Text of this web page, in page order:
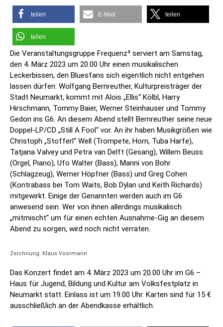
teilen E-Mail teilen
teilen
Die Veranstaltungsgruppe Frequenz³ serviert am Samstag,
den 4. März 2023 um 20.00 Uhr einen musikalischen
Leckerbissen, den Bluesfans sich eigentlich nicht entgehen
lassen dürfen: Wolfgang Bernreuther, Kulturpreisträger der
Stadt Neumarkt, kommt mit Alois „Ellis“ Kölbl, Harry
Hirschmann, Tommy Baier, Werner Steinhauser und Tommy
Gedon ins G6. An diesem Abend stellt Bernreuther seine neue
Doppel-LP/CD „Still A Fool“ vor. An ihr haben Musikgrößen wie
Christoph „Stofferl“ Well (Trompete, Horn, Tuba Harfe),
Tatjana Valvey und Petra van Delft (Gesang), Willem Beuss
(Orgel, Piano), Ufo Walter (Bass), Manni von Bohr
(Schlagzeug), Werner Höpfner (Bass) und Greg Cohen
(Kontrabass bei Tom Waits, Bob Dylan und Keith Richards)
mitgewirkt. Einige der Genannten werden auch im G6
anwesend sein. Wer von ihnen allerdings musikalisch
„mitmischt“ um für einen echten Ausnahme-Gig an diesem
Abend zu sorgen, wird noch nicht verraten.
Zeichnung: Klaus Voormann
Das Konzert findet am 4. März 2023 um 20.00 Uhr im G6 –
Haus für Jugend, Bildung und Kultur am Volksfestplatz in
Neumarkt statt. Einlass ist um 19.00 Uhr. Karten sind für 15 €
ausschließlich an der Abendkasse erhältlich.